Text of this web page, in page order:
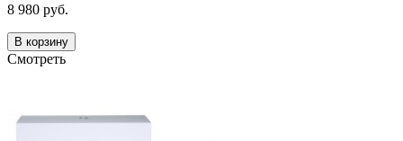
8 980 руб.
В корзину
Смотреть